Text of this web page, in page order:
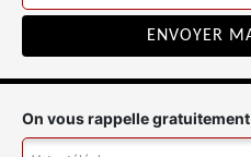
On vous rappelle gratuitement